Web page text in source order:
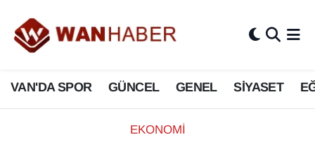
VAN'DA SPOR GÜNCEL GENEL SİYASET
EKONOMİ
3.SAYFA
ASAYİŞ
BİLİM VE TEKNOLOJİ
Van Nöbetçi Eczaneler
Van Hava Durumu
Van Namaz Vakitleri